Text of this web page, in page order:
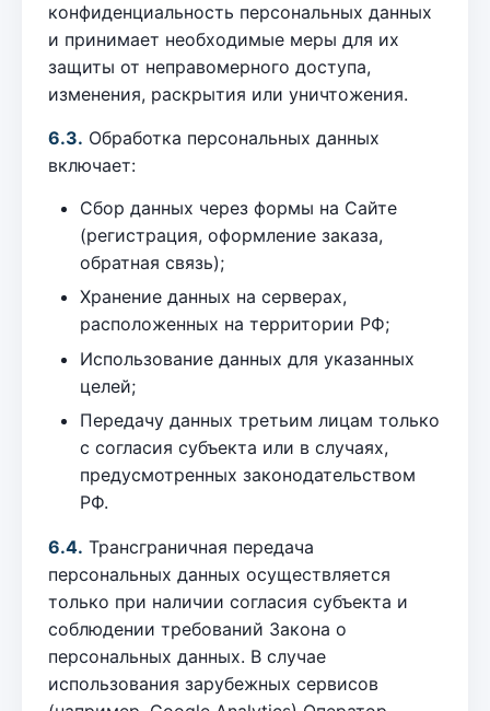
конфиденциальность персональных данных
и принимает необходимые меры для их
защиты от неправомерного доступа,
изменения, раскрытия или уничтожения.
6.3. Обработка персональных данных
включает:
Сбор данных через формы на Сайте
(регистрация, оформление заказа,
обратная связь);
Хранение данных на серверах,
расположенных на территории РФ;
Использование данных для указанных
целей;
Передачу данных третьим лицам только
с согласия субъекта или в случаях,
предусмотренных законодательством
РФ.
6.4. Трансграничная передача
персональных данных осуществляется
только при наличии согласия субъекта и
соблюдении требований Закона о
персональных данных. В случае
использования зарубежных сервисов